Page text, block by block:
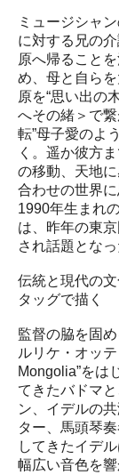
ミュージシャ
に対する兄の
原へ帰ること
め、母と自ら
原を“思い出の
へその緒＞で
転”母子愛のよ
く。遥か彼方
の移動、天地
合わせの世界
1990年生まれ
は、昨年の東
され話題となっ
伝統と現代の
タッグで描く
監督の脇を固
ルリケ・オッ
Mongolia”をは
てきたバドマ
ン、イデルの
ター、馬頭琴
してきたイデ
幅広い音色を